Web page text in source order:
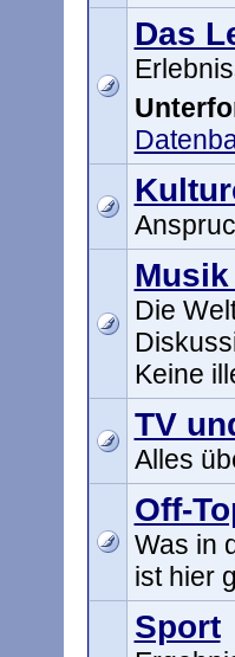
Das
Die
Keine
TV
Alles
Off-
Was in
ist hier
Sport